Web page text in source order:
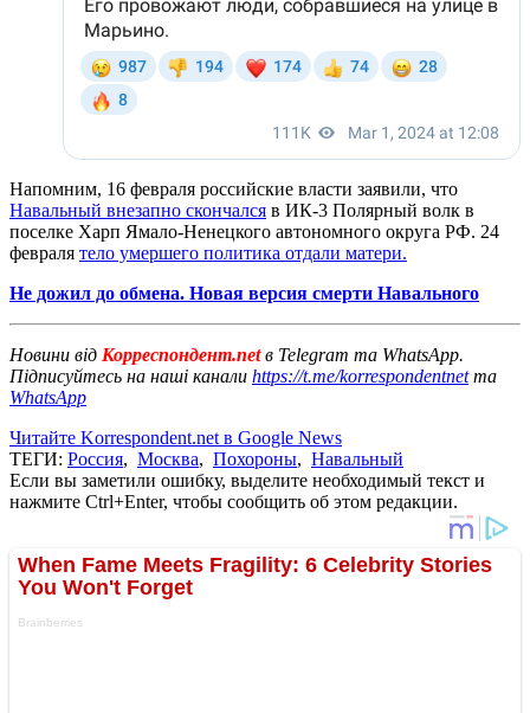
Напомним, 16 февраля российские власти заявили, что
Навальный внезапно скончался в ИК-3 Полярный волк в
поселке Харп Ямало-Ненецкого автономного округа РФ. 24
февраля тело умершего политика отдали матери.
Не дожил до обмена. Новая версия смерти Навального
Новини від Корреспондент.netв Telegram та WhatsApp.
Підписуйтесь на наші канали https://t.me/korrespondentnetта
WhatsApp
Читайте Korrespondent.net в Google News
ТЕГИ: Россия, Москва, Похороны, Навальный
Если вы заметили ошибку, выделите необходимый текст и
нажмите Ctrl+Enter, чтобы сообщить об этом редакции.